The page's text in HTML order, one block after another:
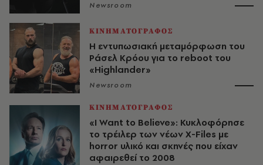
Newsroom
ΚΙΝΗΜΑΤΟΓΡΑΦΟΣ
Η εντυπωσιακή μεταμόρφωση του
Ράσελ Κρόου για το reboot του
«Highlander»
Newsroom
ΚΙΝΗΜΑΤΟΓΡΑΦΟΣ
«I Want to Believe»: Κυκλοφόρησε
το τρέιλερ των νέων X-Files με
horror υλικό και σκηνές που είχαν
αφαιρεθεί το 2008